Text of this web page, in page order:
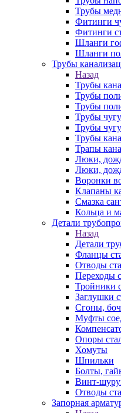
Трубы
Фитинги
Фитинги
Шланги
Шланги
Трубы
Назад
Трубы
Трубы
Трубы
Трубы
Трубы
Трубы
Трапы
Люки,
Люки,
Воронки
Клапаны
Смазка
Кольца и
Детали
Назад
Детали
Фланцы
Отводы
Переходы
Тройники
Заглушки
Сгоны,
Муфты
Опоры
Хомуты
Шпильки
Болты,
Винт-
Отводы
Запорная